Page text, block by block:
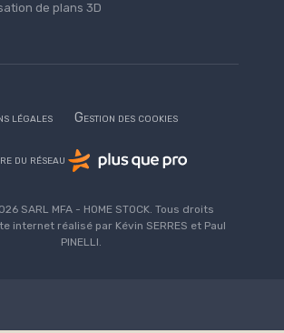
de plans 3D
légales Gestion des cookies
du réseau
SARL MFA - HOME STOCK. Tous droits
internet réalisé par Kévin SERRES et Paul
PINELLI.